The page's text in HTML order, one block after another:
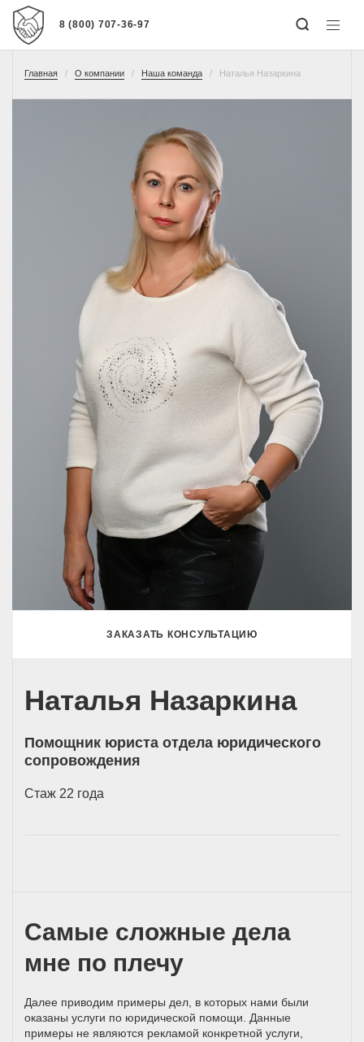
8 (800) 707-36-97
Главная О компании Наша команда Наталья Назаркина
ЗАКАЗАТЬ КОНСУЛЬТАЦИЮ
Наталья Назаркина
Помощник юриста отдела юридического
сопровождения
Стаж 22 года
Самые сложные дела
мне по плечу
Далее приводим примеры дел, в которых нами были
оказаны услуги по юридической помощи. Данные
примеры не являются рекламой конкретной услуги,